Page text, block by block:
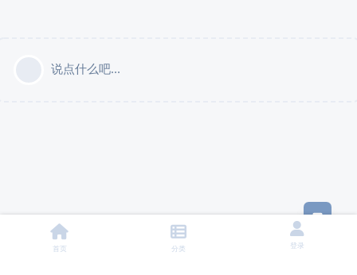
意见
说点什么吧...
首页 分类 登录